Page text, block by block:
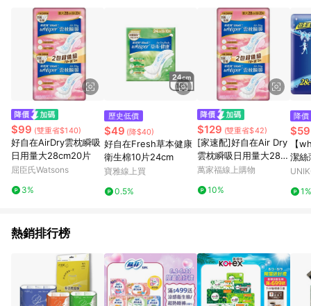
$99 (雙重省$140)
好自在AirDry雲枕瞬吸
日用量大28cm20片
屈臣氏Watsons
3%
歷史低價
$49 (降$40)
好自在Fresh草本健康
衛生棉10片24cm
寶雅線上買
0.5%
$129 (雙重省$42)
[家速配]好自在Air Dry
雲枕瞬吸日用量大28c
m20片
萬家福線上購物
10%
降價
$59
【
潔絲
12
1%
熱銷排行榜